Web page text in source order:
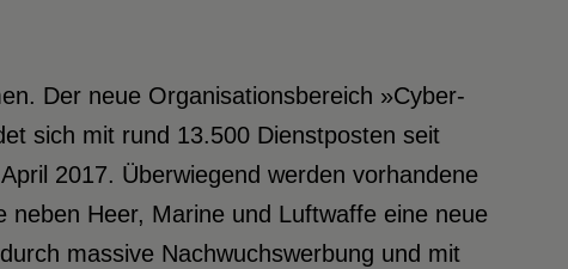
Der neue Organisationsbereich »Cyber-
sich mit rund 13.500 Dienstposten seit
2017. Überwiegend werden vorhandene
Heer, Marine und Luftwaffe eine neue
massive Nachwuchswerbung und mit